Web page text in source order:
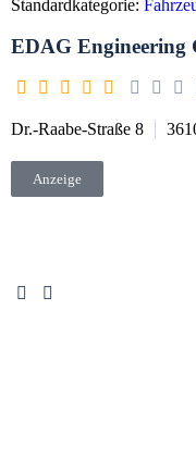
Standardkategorie:
EDAG Engineering
Dr.-Raabe-Straße 8
Anzeige